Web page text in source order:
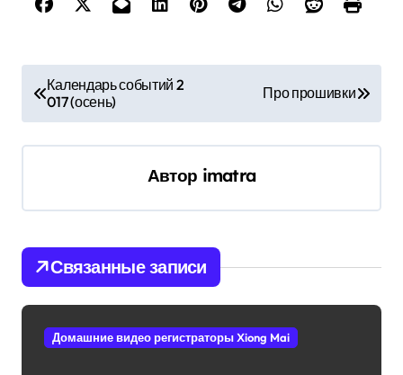
в
ц
и
я
Календарь событий 2
017 (осень)
Про прошивки
Автор imatra
Связанные записи
Домашние видео регистраторы Xiong Mai